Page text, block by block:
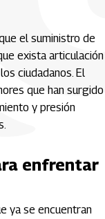
el suministro de
exista articulación
ciudadanos. El
que han surgido
y presión
enfrentar
ya se encuentran